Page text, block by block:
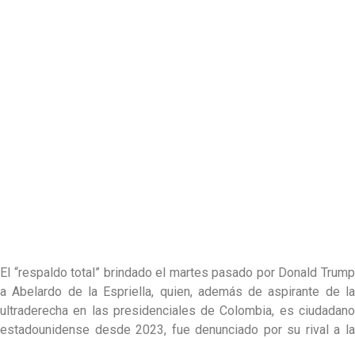
El “respaldo total” brindado el martes pasado por Donald Trump
a Abelardo de la Espriella, quien, además de aspirante de la
ultraderecha en las presidenciales de Colombia, es ciudadano
estadounidense desde 2023, fue denunciado por su rival a la